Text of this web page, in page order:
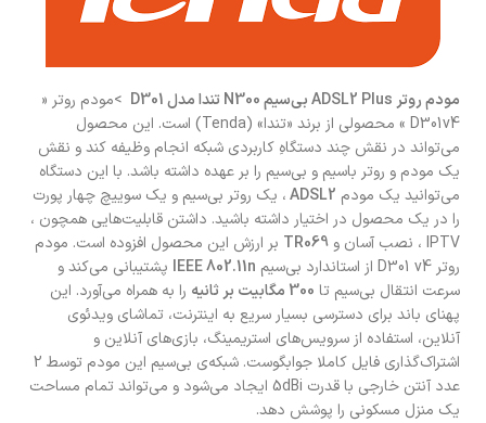
مودم روتر ADSL2 Plus بی‌سیم N300 تندا مدل D301
>مودم روتر «
D301v4 » محصولی از برند «تندا» (Tenda) است. این محصول
می‌تواند در نقش چند دستگاهِ کاربردی شبکه انجام‌ وظیفه کند و نقش
یک مودم و روتر باسیم و بی‌سیم را بر عهده داشته باشد. با این دستگاه
می‌توانید یک مودم ADSL2، یک روتر بی‌سیم و یک سوییچ چهار پورت
را در یک محصول در اختیار داشته باشید. داشتن قابلیت‌هایی همچون ،
IPTV ، نصب آسان و
TR069 بر ارزش این محصول افزوده‌ است. مودم
روتر D301 v4 از استاندارد بی‌سیم
IEEE 802.11n پشتیبانی می‌کند و
سرعت انتقال بی‌سیم تا 300 مگابیت بر ثانیه
را به همراه می‌آورد. این
پهنای باند برای دسترسی بسیار سریع به اینترنت، تماشای ویدئوی
آنلاین، استفاده از سرویس‌های استریمینگ، بازی‌های آنلاین و
اشتراک‌گذاری فایل کاملا جوابگوست. شبکه‌ی بی‌سیم این مودم توسط 2
عدد آنتن خارجی با قدرت 5dBi ایجاد می‌شود و می‌تواند تمام مساحت
یک منزل مسکونی را پوشش دهد.